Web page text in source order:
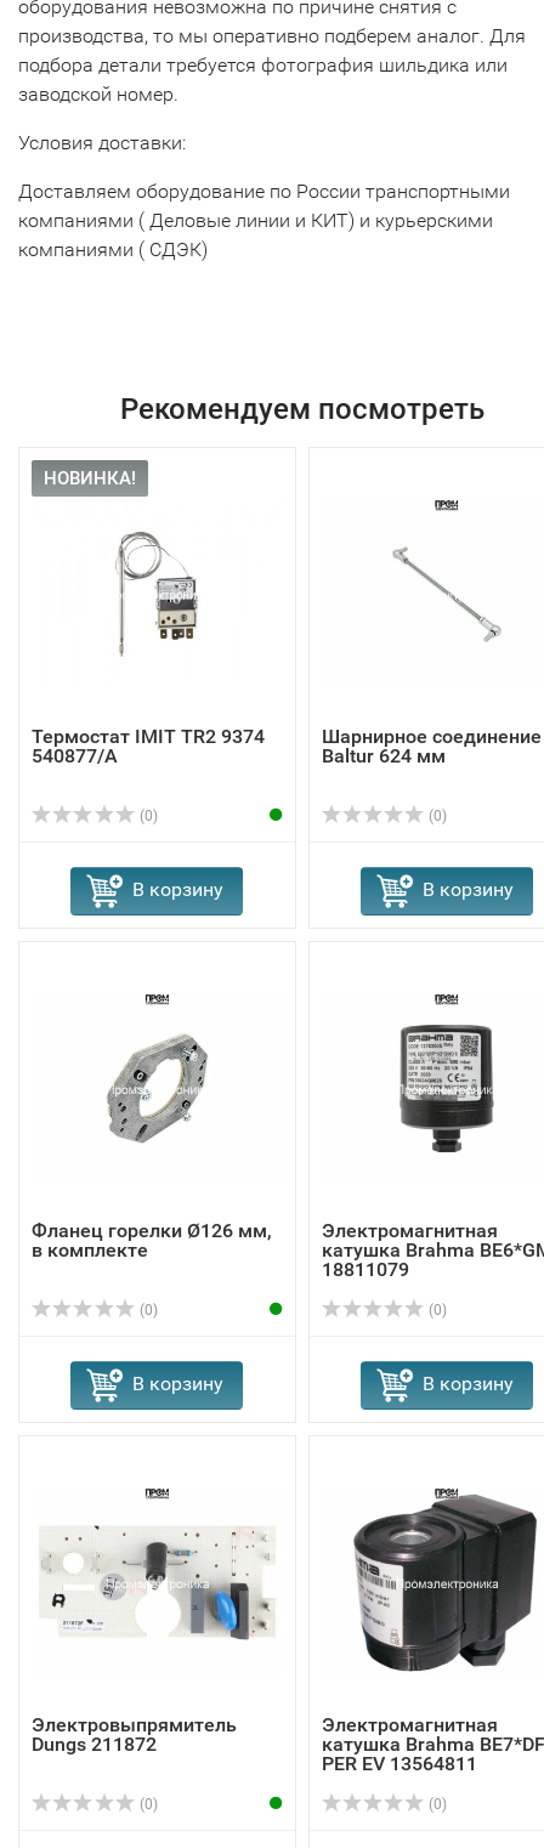
оборудования невозможна по причине снятия с
производства, то мы оперативно подберем аналог. Для
подбора детали требуется фотография шильдика или
заводской номер.
Условия доставки:
Доставляем оборудование по России транспортными
компаниями ( Деловые линии и КИТ) и курьерскими
компаниями ( СДЭК)
Рекомендуем посмотреть
НОВИНКА!
Термостат IMIT TR2 9374
540877/A
(0)
В корзину
Шарнирное соединение
Baltur 624 мм
(0)
В корзину
Фланец горелки Ø126 мм,
в комплекте
(0)
В корзину
Электромагнитная
катушка Brahma
18811079
(0)
В корзину
Электровыпрямитель
Dungs 211872
(0)
Электромагнитная
катушка Brahma
PER EV 13564811
(0)